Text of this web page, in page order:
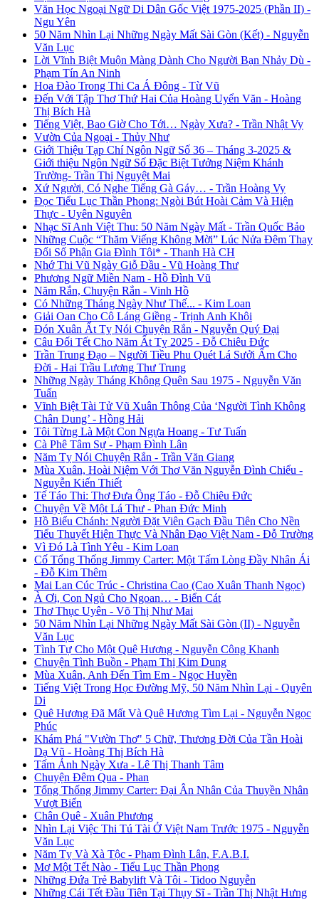
Văn Học Ngoại Ngữ Di Dân Gốc Việt 1975-2025 (Phần II) -
Ngu Yên
50 Năm Nhìn Lại Những Ngày Mất Sài Gòn (Kết) - Nguyễn
Văn Lục
Lời Vĩnh Biệt Muộn Màng Dành Cho Người Bạn Nhảy Dù -
Phạm Tín An Ninh
Hoa Đào Trong Thi Ca Á Đông - Từ Vũ
Đến Với Tập Thơ Thứ Hai Của Hoàng Uyển Văn - Hoàng
Thị Bích Hà
Tiếng Việt, Bao Giờ Cho Tới… Ngày Xưa? - Trần Nhật Vy
Vườn Của Ngoại - Thủy Như
Giới Thiệu Tạp Chí Ngôn Ngữ Số 36 – Tháng 3-2025 &
Giới thiệu Ngôn Ngữ Số Đặc Biệt Tưởng Niệm Khánh
Trường- Trần Thị Nguyệt Mai
Xứ Người, Có Nghe Tiếng Gà Gáy… - Trần Hoàng Vy
Đọc Tiểu Lục Thần Phong: Ngòi Bút Hoài Cảm Và Hiện
Thực - Uyên Nguyên
Nhạc Sĩ Anh Việt Thu: 50 Năm Ngày Mất - Trần Quốc Bảo
Những Cuộc “Thăm Viếng Không Mời” Lúc Nửa Đêm Thay
Đổi Số Phận Gia Đình Tôi* - Thanh Hà CH
Nhớ Thi Vũ Ngày Giỗ Đầu - Vũ Hoàng Thư
Phương Ngữ Miền Nam - Hồ Đình Vũ
Năm Rắn, Chuyện Rắn - Vinh Hồ
Có Những Tháng Ngày Như Thế... - Kim Loan
Giải Oan Cho Cô Láng Giềng - Trịnh Anh Khôi
Đón Xuân Ất Tỵ Nói Chuyện Rắn - Nguyễn Quý Đại
Câu Đối Tết Cho Năm Ất Tỵ 2025 - Đỗ Chiêu Đức
Trần Trung Đạo – Người Tiều Phu Quét Lá Sưởi Ấm Cho
Đời - Hai Trầu Lương Thư Trung
Những Ngày Tháng Không Quên Sau 1975 - Nguyễn Văn
Tuấn
Vĩnh Biệt Tài Tử Vũ Xuân Thông Của ‘Người Tình Không
Chân Dung’ - Hồng Hải
Tôi Từng Là Một Con Ngựa Hoang - Tư Tuấn
Cà Phê Tâm Sự - Phạm Đình Lân
Năm Tỵ Nói Chuyện Rắn - Trần Văn Giang
Mùa Xuân, Hoài Niệm Với Thơ Văn Nguyễn Đình Chiểu -
Nguyễn Kiến Thiết
Tế Táo Thi: Thơ Đưa Ông Táo - Đỗ Chiêu Đức
Chuyện Về Một Lá Thư - Phan Đức Minh
Hồ Biểu Chánh: Người Đặt Viên Gạch Đầu Tiên Cho Nền
Tiểu Thuyết Hiện Thực Và Nhân Đạo Việt Nam - Đỗ Trường
Vì Đó Là Tình Yêu - Kim Loan
Cố Tổng Thống Jimmy Carter: Một Tấm Lòng Đầy Nhân Ái
- Đỗ Kim Thêm
Mai Lan Cúc Trúc - Christina Cao (Cao Xuân Thanh Ngọc)
À Ơi, Con Ngủ Cho Ngoan… - Biển Cát
Thơ Thục Uyên - Võ Thị Như Mai
50 Năm Nhìn Lại Những Ngày Mất Sài Gòn (II) - Nguyễn
Văn Lục
Tình Tự Cho Một Quê Hương - Nguyễn Công Khanh
Chuyện Tình Buồn - Phạm Thị Kim Dung
Mùa Xuân, Anh Đến Tìm Em - Ngọc Huyền
Tiếng Việt Trong Học Đường Mỹ, 50 Năm Nhìn Lại - Quyên
Di
Quê Hương Đã Mất Và Quê Hương Tìm Lại - Nguyễn Ngọc
Phúc
Khám Phá "Vườn Thơ" 5 Chữ, Thương Đời Của Tần Hoài
Dạ Vũ - Hoàng Thị Bích Hà
Tấm Ảnh Ngày Xưa - Lê Thị Thanh Tâm
Chuyện Đêm Qua - Phan
Tổng Thống Jimmy Carter: Đại Ân Nhân Của Thuyền Nhân
Vượt Biển
Chân Quê - Xuân Phương
Nhìn Lại Việc Thi Tú Tài Ở Việt Nam Trước 1975 - Nguyễn
Văn Lục
Năm Tỵ Và Xà Tộc - Phạm Đình Lân, F.A.B.I.
Mơ Một Tết Nào - Tiểu Lục Thần Phong
Những Đứa Trẻ Babylift Và Tôi - Tidoo Nguyễn
Những Cái Tết Đầu Tiên Tại Thụy Sĩ - Trần Thị Nhật Hưng